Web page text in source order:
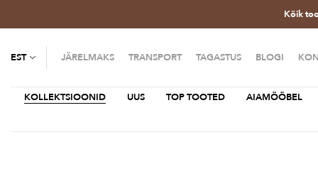
Kõik
EST JÄRELMAKS TRANSPORT TAGASTUS BLOGI
KOLLEKTSIOONID UUS TOP TOOTED AIAMÖÖBEL